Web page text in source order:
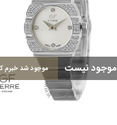
موجود نیست موجود شد خبرم